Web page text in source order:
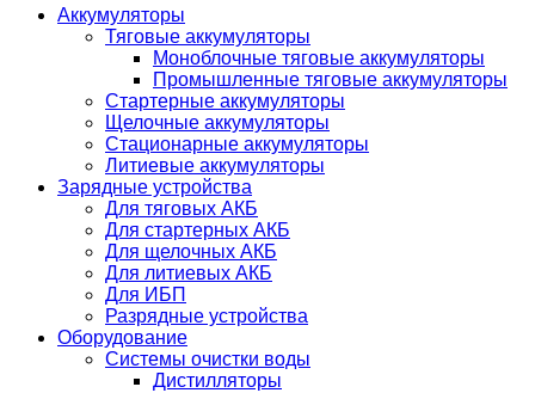
Аккумуляторы
Тяговые аккумуляторы
Моноблочные тяговые аккумуляторы
Промышленные тяговые аккумуляторы
Стартерные аккумуляторы
Щелочные аккумуляторы
Стационарные аккумуляторы
Литиевые аккумуляторы
Зарядные устройства
Для тяговых АКБ
Для стартерных АКБ
Для щелочных АКБ
Для литиевых АКБ
Для ИБП
Разрядные устройства
Оборудование
Системы очистки воды
Дистилляторы